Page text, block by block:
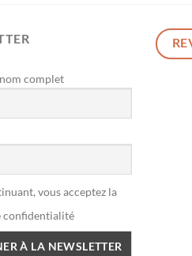
complet
vous acceptez la
confidentialité